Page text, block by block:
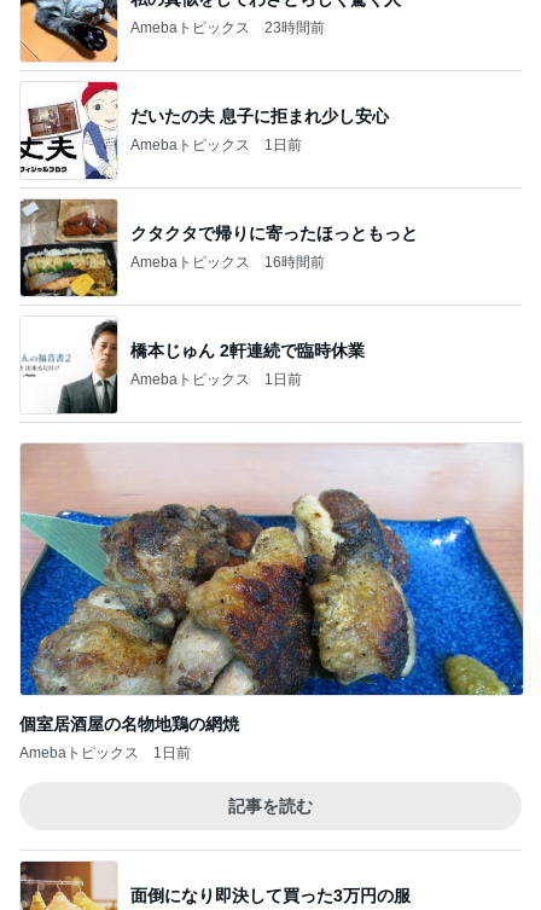
Amebaトピックス 23時間前
だいたの夫 息子に拒まれ少し安心
Amebaトピックス 1日前
クタクタで帰りに寄ったほっともっと
Amebaトピックス 16時間前
橋本じゅん 2軒連続で臨時休業
Amebaトピックス 1日前
個室居酒屋の名物地鶏の網焼
Amebaトピックス 1日前
記事を読む
面倒になり即決して買った3万円の服